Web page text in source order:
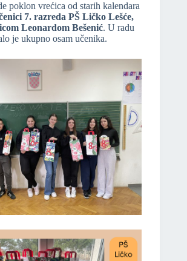
poklon vrećica od starih kalendara
7. razreda PŠ Ličko Lešće,
Leonardom Bešenić. U radu
je ukupno osam učenika.